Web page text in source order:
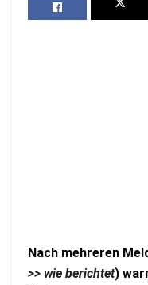
Nach mehreren
>> wie berichtet)